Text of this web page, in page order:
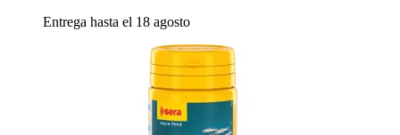
Entrega hasta el 18 agosto